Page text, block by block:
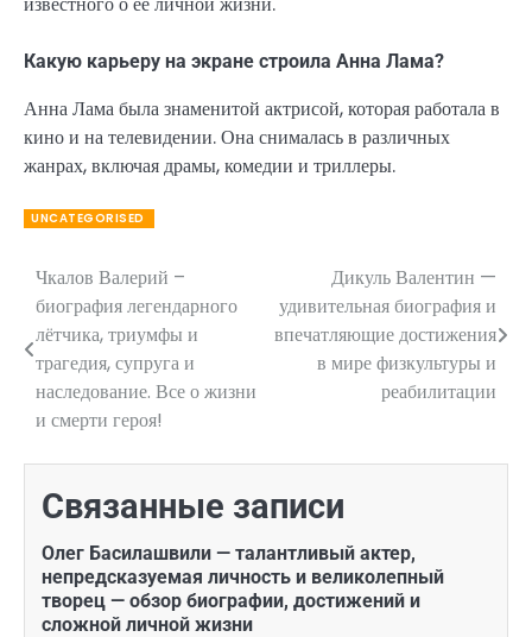
Какую карьеру на экране строила Анна Лама?
Анна Лама была знаменитой актрисой, которая работала в
кино и на телевидении. Она снималась в различных
жанрах, включая драмы, комедии и триллеры.
UNCATEGORISED
Навигация
по
записям
Чкалов Валерий –
биография легендарного
лётчика, триумфы и
трагедия, супруга и
наследование. Все о жизни
и смерти героя!
Дикуль Валентин —
удивительная биография и
впечатляющие достижения
в мире физкультуры и
реабилитации
Связанные записи
Олег Басилашвили — талантливый актер,
непредсказуемая личность и великолепный
творец — обзор биографии, достижений и
сложной личной жизни